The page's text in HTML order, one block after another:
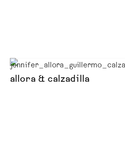
allora & calzadilla